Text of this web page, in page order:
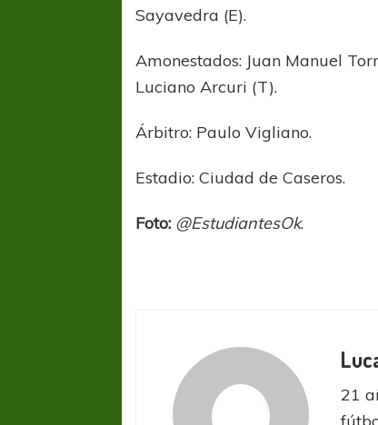
Sayavedra (E).
Amonestados: Juan Manuel
Luciano Arcuri (T).
Árbitro: Paulo Vigliano.
Estadio: Ciudad de Caseros.
Foto: @EstudiantesOk.
21
jugará ante Estrella del Sur en el
Las